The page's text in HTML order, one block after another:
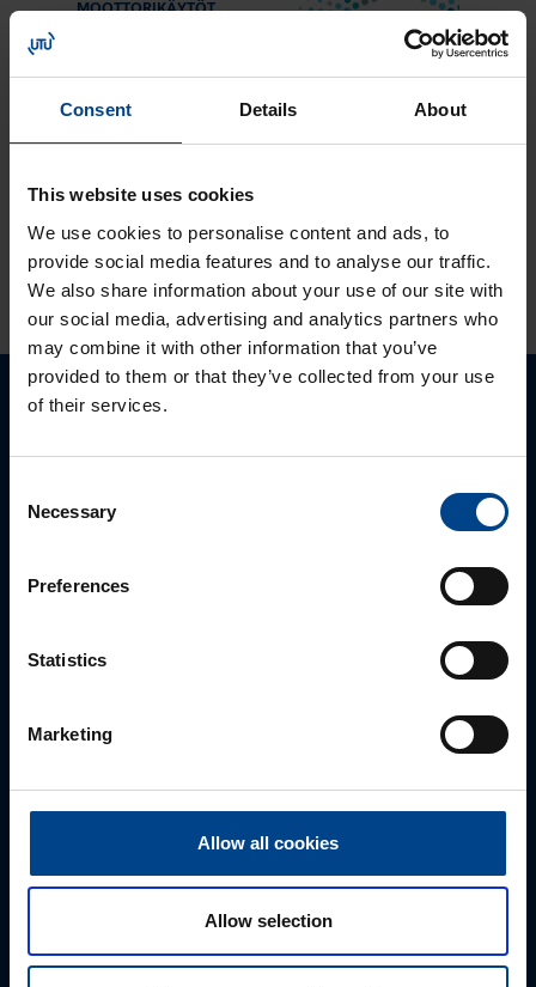
Consent Details About
This website uses cookies
We use cookies to personalise content and ads, to
provide social media features and to analyse our traffic.
We also share information about your use of our site with
our social media, advertising and analytics partners who
may combine it with other information that you’ve
provided to them or that they’ve collected from your use
of their services.
Selection
Necessary
Preferences
Statistics
Marketing
Allow all cookies
Allow selection
MOOTTORIKÄYTÖT
tuotteet jo lähes
30 vuotta
KATSO LISÄÄ ARTIKKELEITA
Ota yhteyttä!
parhaan ratkaisun. Otathan yhtettä puhelimitse,
0207 463 515
tuki@utuautomation.fi